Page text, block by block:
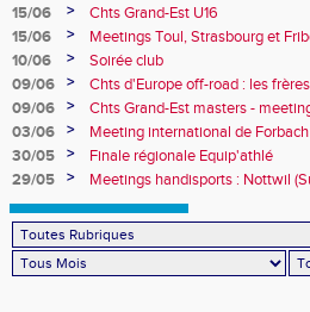
15/06
>
Chts Grand-Est U16
15/06
>
Meetings Toul, Strasbourg et
10/06
>
Soirée club
09/06
>
Chts d'Europe off-road : les
09/06
>
Chts Grand-Est masters -
03/06
>
Meeting international de Forbach
30/05
>
Finale régionale Equip'athlé
29/05
> Meetings handisports : Nottwil